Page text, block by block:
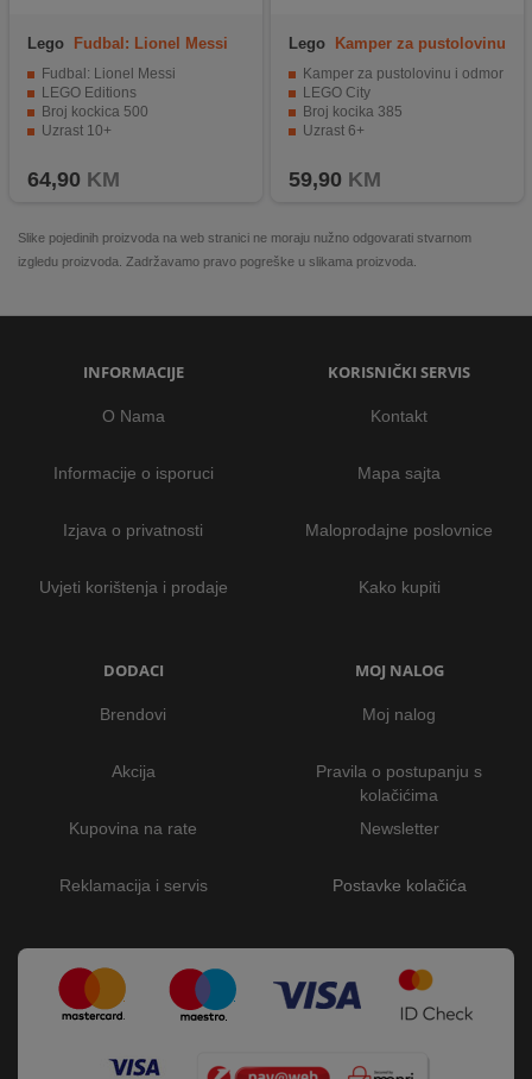
Lego Fudbal: Lionel Messi
Fudbal: Lionel Messi
LEGO Editions
Broj kockica 500
Uzrast 10+
64,90 KM
Lego
Kamper za pustolovinu
Kamper za pustolovinu i odmor
LEGO City
Broj kocika 385
Uzrast 6+
59,90 KM
Slike pojedinih proizvoda na web stranici ne moraju nužno odgovarati stvarnom
izgledu proizvoda. Zadržavamo pravo pogreške u slikama proizvoda.
INFORMACIJE
O Nama
Informacije o isporuci
Izjava o privatnosti
Uvjeti korištenja i prodaje
KORISNIČKI SERVIS
Kontakt
Mapa sajta
Maloprodajne poslovnice
Kako kupiti
DODACI
Brendovi
Akcija
Kupovina na rate
Reklamacija i servis
MOJ NALOG
Moj nalog
Pravila o postupanju s
kolačićima
Newsletter
Postavke kolačića